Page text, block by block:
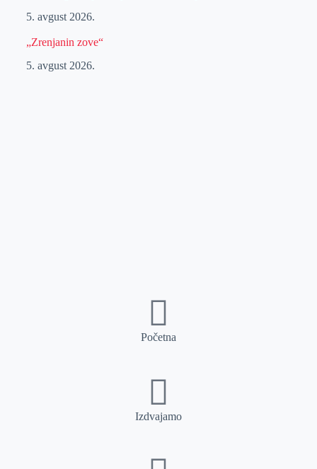
5. avgust 2026.
„Zrenjanin zove“
5. avgust 2026.
Početna
Izdvajamo